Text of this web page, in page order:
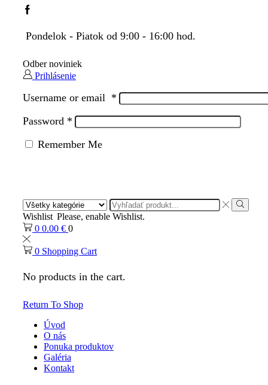
Facebook
Pondelok - Piatok od 9:00 - 16:00 hod.
Odber noviniek
Prihlásenie
Username or email *
Password *
Remember Me
Search
input
Search
Wishlist Please, enable Wishlist.
0 0.00 € 0
0 Shopping Cart
No products in the cart.
Return To Shop
Úvod
O nás
Ponuka produktov
Galéria
Kontakt